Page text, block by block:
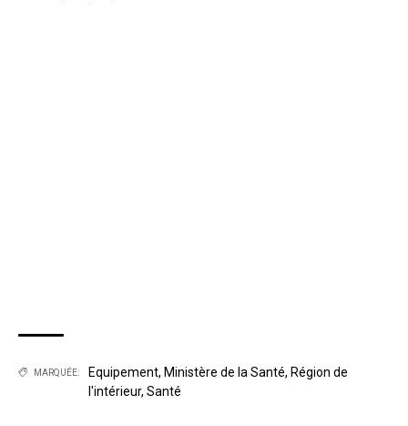
MARQUÉE: Equipement, Ministère de la Santé, Région de
l'intérieur, Santé